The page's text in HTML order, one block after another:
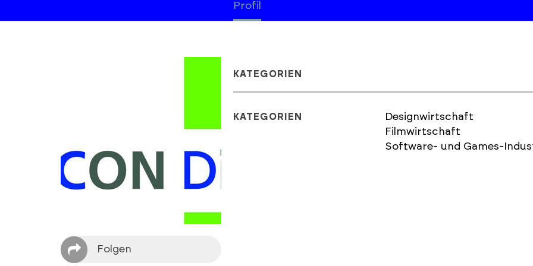
Profil
Folgen
KATEGORIEN
KATEGORIEN
Designwirtschaft
Filmwirtschaft
Software- und Games-